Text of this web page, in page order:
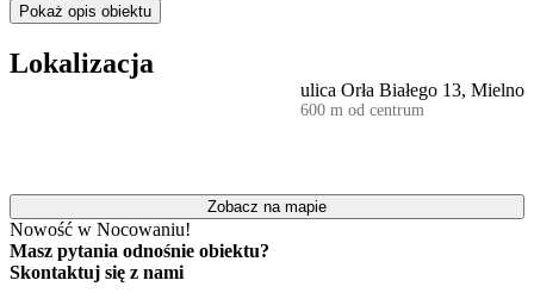
Do dyspozycji gości jest w pełni wyposażony aneks kuchenny.
Znajduje się w nim lodówka, zmywarka, kuchenka mikrofalowa
oraz czajnik elektryczny. Aneks uzupełniono o komplet naczyń,
akcesoria kuchenne, szklanki i kieliszki do wina, co pozwala na
samodzielne przygotowywanie posiłków. W apartamencie
Z myślą o komforcie rodzin z dziećmi, obiekt oferuje możliwość
odpłatnego wypożyczenia łóżeczka turystycznego, krzesełka do
karmienia oraz wanienki.
Goście podróżujący samochodem mają zapewnione
Pokaż opis obiektu
Lokalizacja
ulica Orła Białego 13, Mielno
600 m od centrum
Zobacz na mapie
Nowość w Nocowaniu!
Masz pytania odnośnie obiektu?
Skontaktuj się z nami